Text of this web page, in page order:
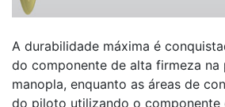
A durabilidade máxima é
do componente de alta firmeza
manopla, enquanto as áreas de
do piloto utilizando o componente